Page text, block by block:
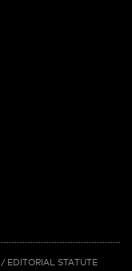
(PDF)
/ EDITORIAL STATUTE(PDF)